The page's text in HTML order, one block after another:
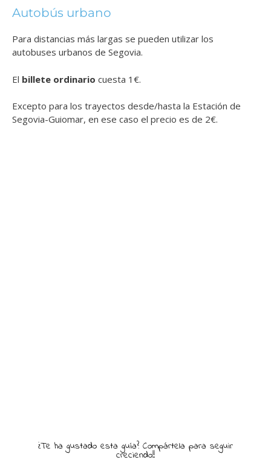
Autobús urbano
Para distancias más largas se pueden utilizar los
autobuses urbanos de Segovia.
El billete ordinario cuesta 1€.
Excepto para los trayectos desde/hasta la Estación de
Segovia-Guiomar, en ese caso el precio es de 2€.
¿Te ha gustado esta guía? Compártela para seguir
creciendo!!